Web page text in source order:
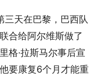
三天在巴黎，巴西队
合给阿尔维斯做了
格·拉斯马尔事后宣
要康复6个月才能重